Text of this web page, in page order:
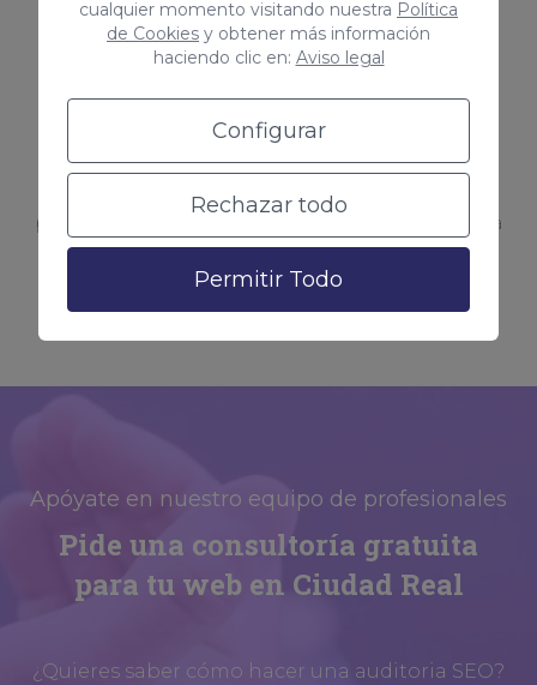
cualquier momento visitando nuestra Política
de Cookies y obtener más información
haciendo clic en: Aviso legal
Configurar
Rechazar todo
Permitir Todo
Si has experimentado una caída en el ranking de
tus palabras clave objetivo, puede ser un
indicador de que tu sitio web ha perdido
relevancia para los motores de búsqueda. Una
auditoría SEO puede ayudarte a identificar los
posibles problemas y optimizar tu sitio web para
Apóyate en nuestro equipo de profesionales
Pide una consultoría gratuita
para tu web en Ciudad Real
¿Quieres saber cómo hacer una auditoria SEO?